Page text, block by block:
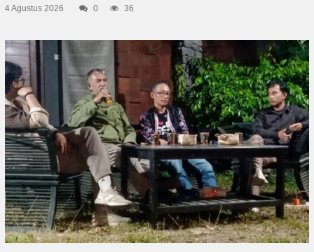
4 Agustus 2026 0 36